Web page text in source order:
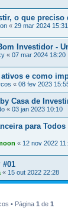
o que preciso
« 29 mar 2024 15:31
Investidor -
« 07 mar 2024 18:20
e como
« 08 fev 2023
Casa de
« 03 jan 2023 10:10
para Todos
« 12 nov 2022
#01
« 15 out 2022 22:28
• Página 1 de 1